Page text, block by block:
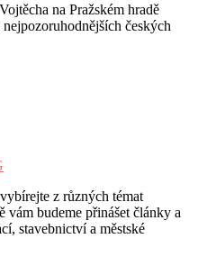
na Pražském hradě
českých
z různých témat
budeme přinášet články a
stavebnictví a městské